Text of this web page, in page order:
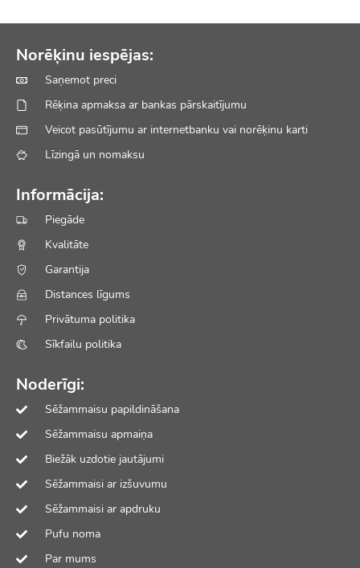
Norēķinu iespējas:
Saņemot preci
Rēķina apmaksa ar bankas pārskaitījumu
Veicot pasūtījumu ar internetbanku vai norēķinu karti
Līzingā un nomaksu
Informācija:
Piegāde
Kvalitāte
Garantija
Distances līgums
Privātuma politika
Sīkfailu politika
Noderīgi:
Sēžammaisu papildināšana
Sēžammaisu apmaiņa
Biežāk uzdotie jautājumi
Sēžammaisi ar izšuvumu
Sēžammaisi ar apdruku
Pufu noma
Par mums